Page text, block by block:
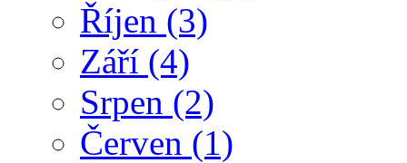
Říjen (3)
Září (4)
Srpen (2)
Červen (1)